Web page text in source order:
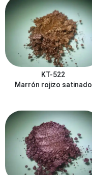
KT-522
Marrón rojizo satinado